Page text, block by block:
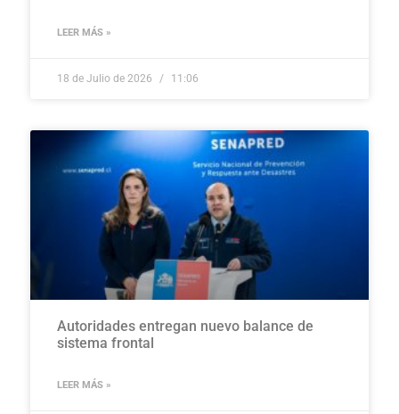
LEER MÁS »
18 de Julio de 2026 11:06
Autoridades entregan nuevo balance de
sistema frontal
LEER MÁS »